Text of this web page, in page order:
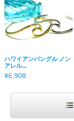
ハワイアンバングル ノン
アレル...
¥6,908